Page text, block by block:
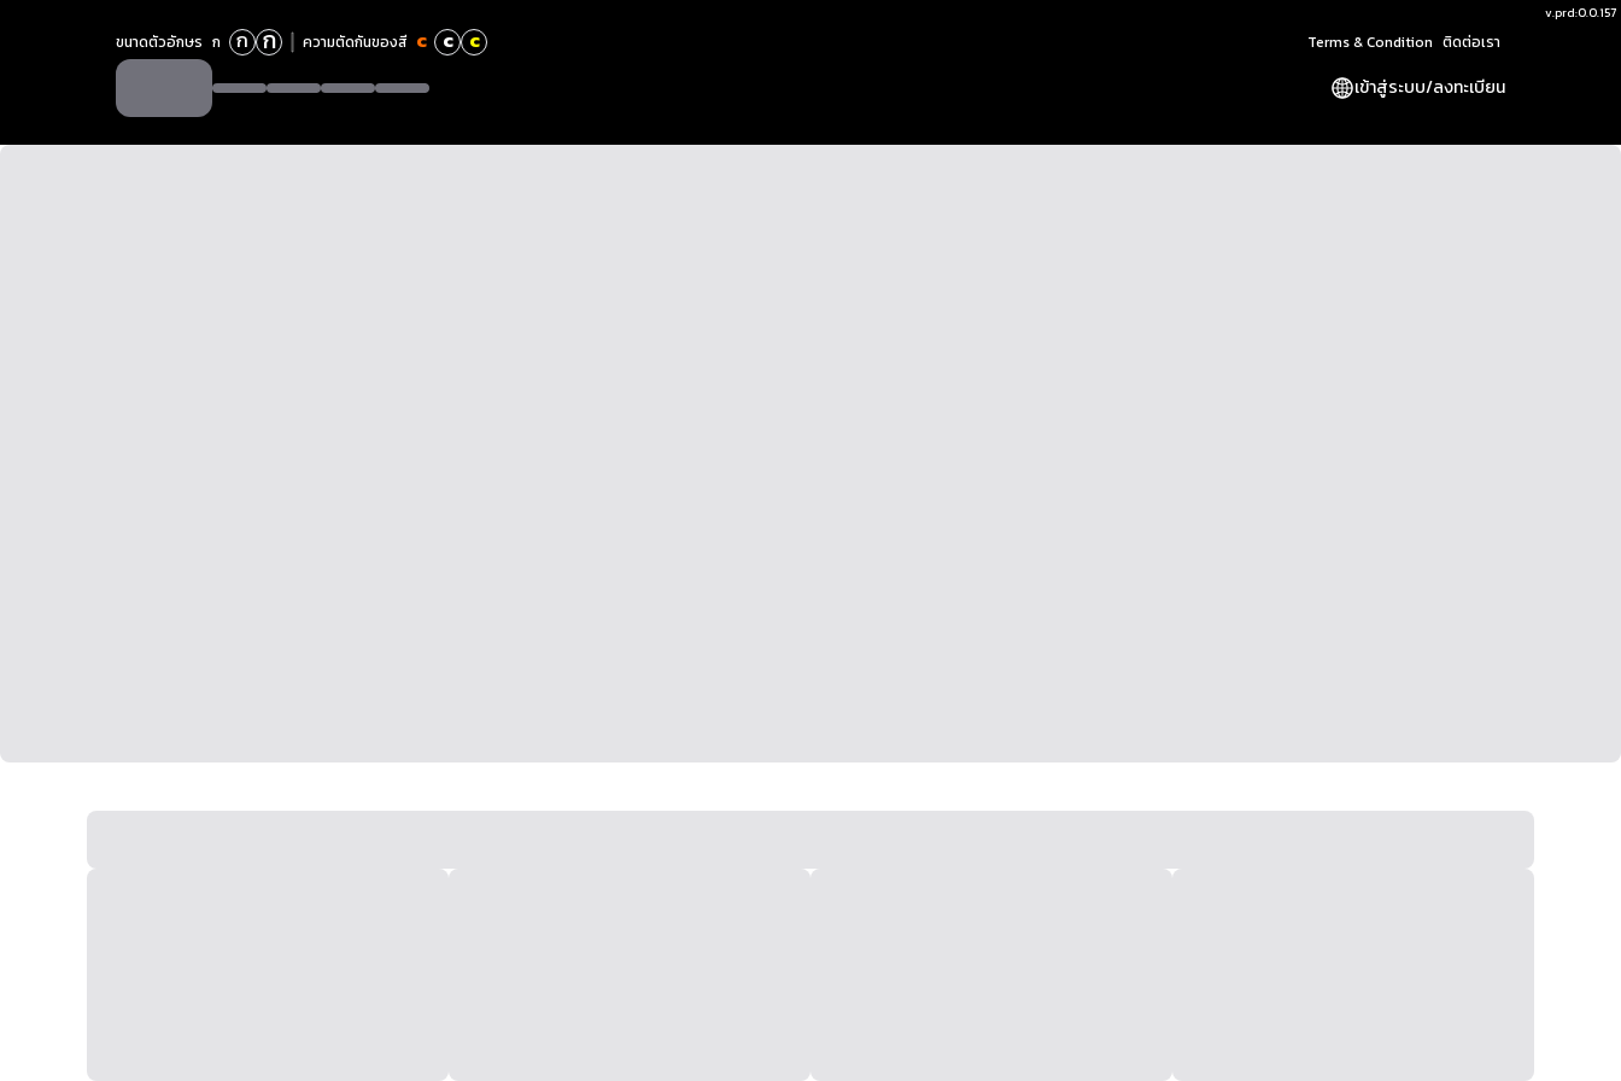
v.prd:0.0.157
ขนาดตัวอักษร ก ก ก ความตัดกันของสี c c c Terms & Condition ติดต่อเรา
เข้าสู่ระบบ/ลงทะเบียน